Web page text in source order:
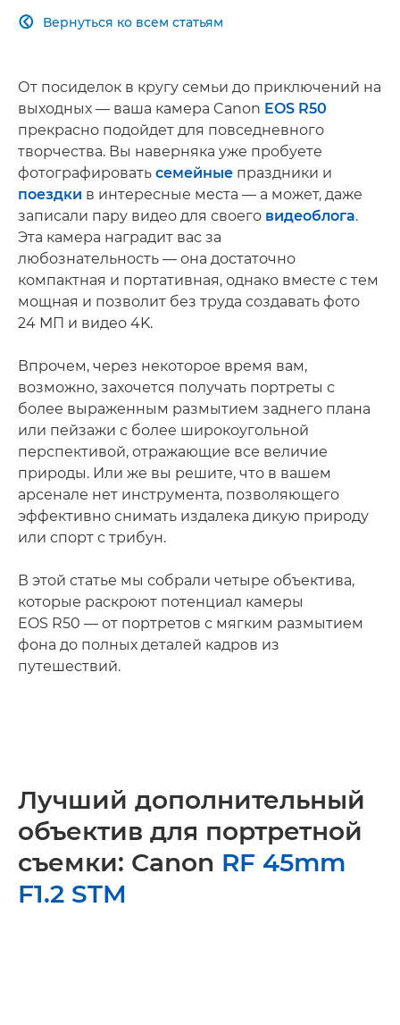
Вернуться ко всем статьям

От посиделок в кругу семьи до приключений на
выходных — ваша камера Canon EOS R50
прекрасно подойдет для повседневного
творчества. Вы наверняка уже пробуете
фотографировать семейные праздники и
поездки в интересные места — а может, даже
записали пару видео для своего видеоблога.
Эта камера наградит вас за
любознательность — она достаточно
компактная и портативная, однако вместе с тем
мощная и позволит без труда создавать фото
24 МП и видео 4K.
Впрочем, через некоторое время вам,
возможно, захочется получать портреты с
более выраженным размытием заднего плана
или пейзажи с более широкоугольной
перспективой, отражающие все величие
природы. Или же вы решите, что в вашем
арсенале нет инструмента, позволяющего
эффективно снимать издалека дикую природу
или спорт с трибун.
В этой статье мы собрали четыре объектива,
которые раскроют потенциал камеры
EOS R50 — от портретов с мягким размытием
фона до полных деталей кадров из
путешествий.
Лучший дополнительный
объектив для портретной
съемки: Canon RF 45mm
F1.2 STM